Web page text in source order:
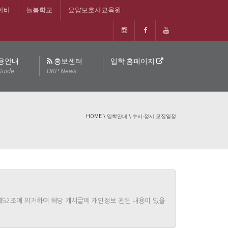
바 늘봄학교 요양보호사교육원
안내 홍보센터
UKP News
입학 홈페이지
HOME \ 입학안내 \ 수시·정시 모집일정
52조에 의거하여 해당 게시글에 개인정보 관련 내용이 있을